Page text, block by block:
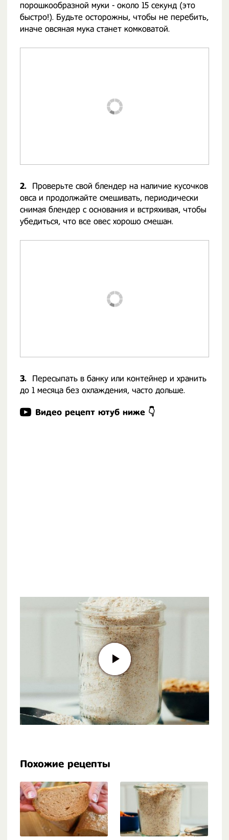
порошкообразной муки - около 15 секунд (это
быстро!). Будьте осторожны, чтобы не перебить,
иначе овсяная мука станет комковатой.
2.
Проверьте свой блендер на наличие кусочков
овса и продолжайте смешивать, периодически
снимая блендер с основания и встряхивая, чтобы
убедиться, что все овес хорошо смешан.
3.
Пересыпать в банку или контейнер и хранить
до 1 месяца без охлаждения, часто дольше.
Видео рецепт ютуб ниже 👇
Похожие рецепты